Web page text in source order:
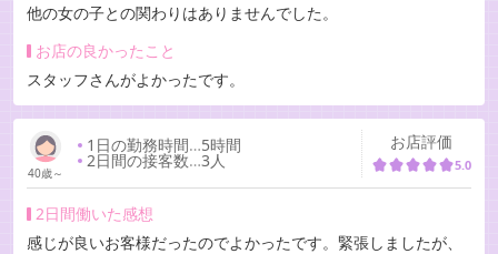
他の女の子との関わりはありませんでした。
お店の良かったこと
スタッフさんがよかったです。
40歳～
1日の勤務時間…5時間
2日間の接客数…3人
お店評価
5.0
2日間働いた感想
感じが良いお客様だったのでよかったです。緊張しましたが、